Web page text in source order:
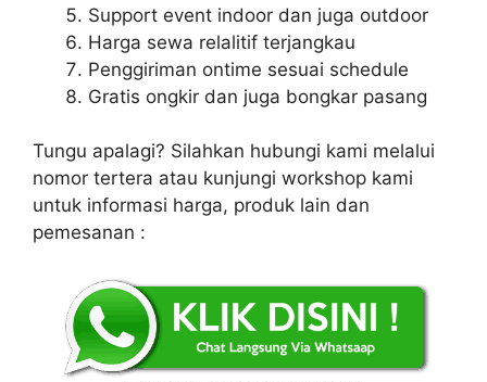
Support event indoor dan juga outdoor
Harga sewa relalitif terjangkau
Penggiriman ontime sesuai schedule
Gratis ongkir dan juga bongkar pasang
Tungu apalagi? Silahkan hubungi kami melalui
nomor tertera atau kunjungi workshop kami
untuk informasi harga, produk lain dan
pemesanan :